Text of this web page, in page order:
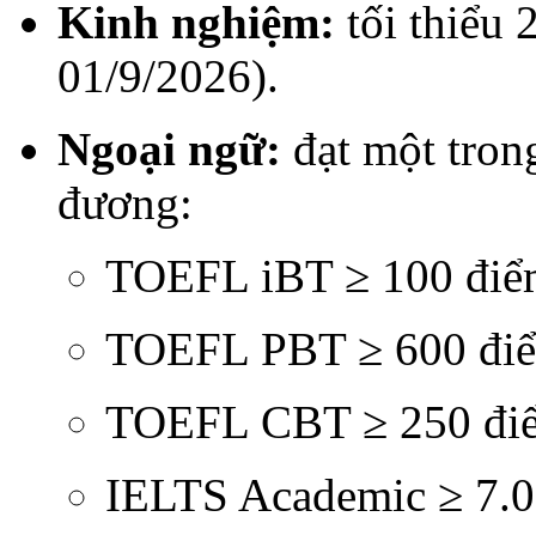
Kinh nghiệm: tối thiểu
01/9/2026).
Ngoại ngữ: đạt một
đương:
TOEFL iBT ≥ 100
TOEFL PBT ≥ 600
TOEFL CBT ≥ 250
IELTS Academic ≥ 7.0